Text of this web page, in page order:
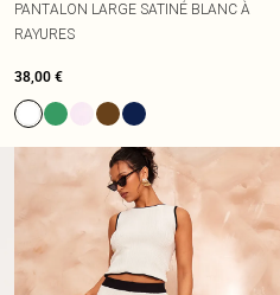
PANTALON LARGE SATINÉ BLANC À
RAYURES
38,00 €